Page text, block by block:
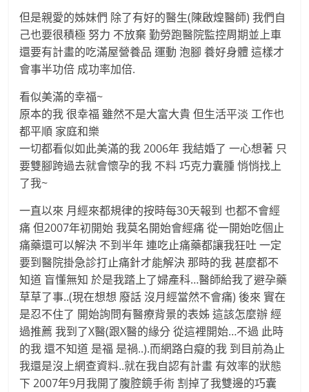
但是親愛的姊妹們 除了有好的醫生(陳啟煌醫師) 我們自
己也要很積極 努力 不放棄 勤勞跑醫院監控周期並上車
還要有計畫的吃滿屋營養品 運動 泡腳 養好身體 這樣才
會事半功倍 成功率加倍.
看似美滿的幸福~
原本的我 很幸福 雖然不是大富大貴 但生活平淡 工作也
都平順 家庭和樂
一切都看似如此美滿的我 2006年 我結婚了 一心想著 只
要雙腳跨過去就會懷孕的我 不料 巧克力囊腫 悄悄找上
了我~
一直以來 月經來都規律的按時每30天報到 也都不會經
痛 但2007年初開始 我莫名開始會經痛 從一開始吃個止
痛藥還可以解決 不到半年 連吃止痛藥都讓我狂吐 一定
要到醫院掛急診打止痛針才能解決 那時的我 甚麼都不
知道 盲懂無知 於是我踏上了婦產科…醫師給我了避孕藥
草草了事..(現在想想 廢話 沒月經當然不會痛) 後來 實在
是忍不住了 開始詢問有醫療背景的表姊 這該怎麼辦 經
過推薦 我到了X醫(跟X醫的緣分 從這裡開始…不過 此時
的我 還不知道 是福 是禍..).而網路白癡的我 到目前為止
我還是沒上網查資料..就在我自認有計畫 有效率的狀態
下 2007年9月我開了腹腔鏡手術 割掉了我雙邊的巧囊